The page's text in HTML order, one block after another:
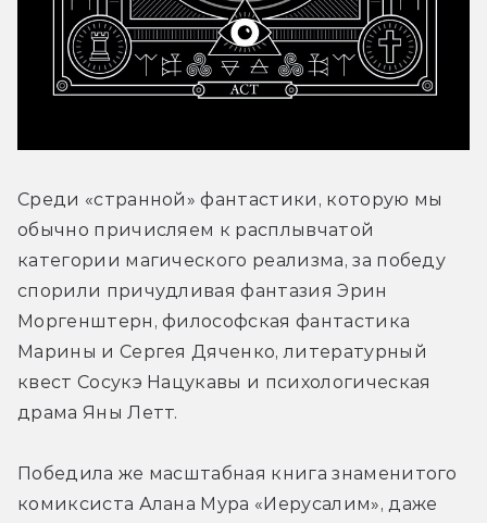
Среди «странной» фантастики, которую мы
обычно причисляем к расплывчатой
категории магического реализма, за победу
спорили причудливая фантазия Эрин
Моргенштерн, философская фантастика
Марины и Сергея Дяченко, литературный
квест Сосукэ Нацукавы и психологическая
драма Яны Летт.
Победила же масштабная книга знаменитого
комиксиста Алана Мура «Иерусалим», даже